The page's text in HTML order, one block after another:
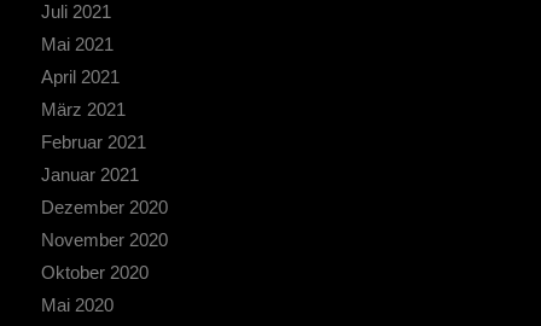
Juli 2021
Mai 2021
April 2021
März 2021
Februar 2021
Januar 2021
Dezember 2020
November 2020
Oktober 2020
Mai 2020